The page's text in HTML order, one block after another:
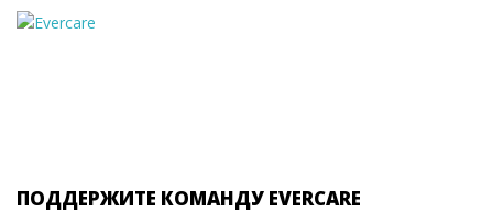
ПОДДЕРЖИТЕ КОМАНДУ EVERCARE